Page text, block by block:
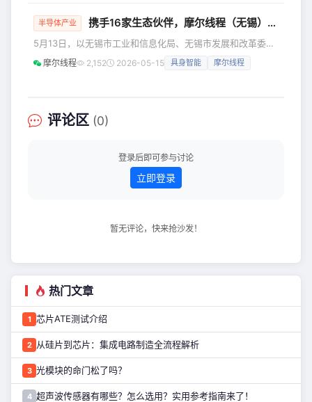
F1 Sim Racing Team)官方计算合作伙伴，为这项全球技术要
半导体产业 携手16家生态伙伴，摩尔线程（无锡）工业具身智能创新中心启航
5月13日，以无锡市工业和信息化局、无锡市发展和改革委员
会、无锡市数据局及无锡市惠山区人民政府为指导单位，由摩
尔线程主办的无锡具身智能产业伙伴思享沙龙成功举行。活动
加速具身智能的产业应用。 本次活动，政府、产业及学界嘉
宾齐聚一堂，深入探讨具身智能创新路径。无锡市工业和信息
摩尔线程 2,152 2026-05-15 具身智能 摩尔线程
评论区 (0)
登录后即可参与讨论
立即登录
暂无评论，快来抢沙发！
热门文章
1 芯片ATE测试介绍
2 从硅片到芯片：集成电路制造全流程解析
3 光模块的命门松了吗？
4 超声波传感器有哪些？怎么选用？实用参考指南来了！